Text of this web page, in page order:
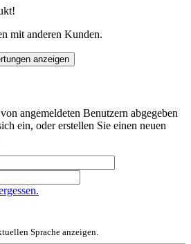
mit anderen Kunden.
anzeigen
angemeldeten Benutzern abgegeben
ein, oder erstellen Sie einen neuen
Sprache anzeigen.